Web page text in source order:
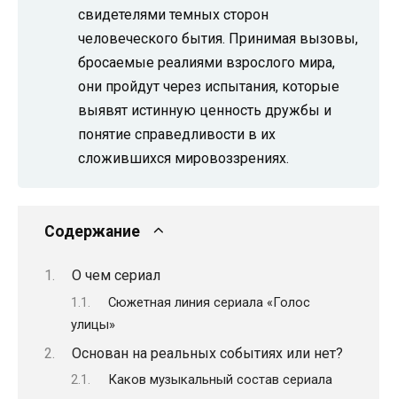
свидетелями темных сторон
человеческого бытия. Принимая вызовы,
бросаемые реалиями взрослого мира,
они пройдут через испытания, которые
выявят истинную ценность дружбы и
понятие справедливости в их
сложившихся мировоззрениях.
Содержание
О чем сериал
Сюжетная линия сериала «Голос
улицы»
Основан на реальных событиях или нет?
Каков музыкальный состав сериала